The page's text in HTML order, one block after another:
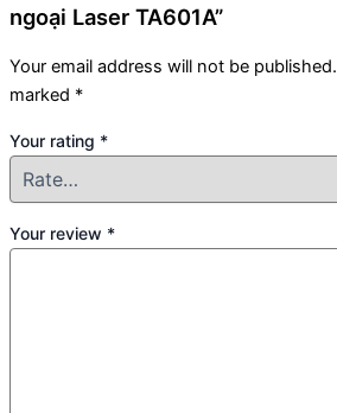
ngoại Laser TA601A”
Your email address will not be published.
marked *
Your rating *
Your review *